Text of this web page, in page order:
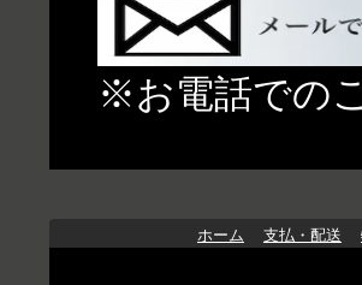
※お電話での
ホーム 支払・配送